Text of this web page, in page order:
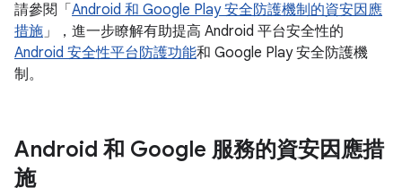
請參閱「 Android 和 Google Play 安全防護機制的資安因應
措施」，進一步瞭解有助提高 Android 平台安全性的
Android 安全性平台防護功能和 Google Play 安全防護機
制。
Android 和 Google 服務的資安因應措
施